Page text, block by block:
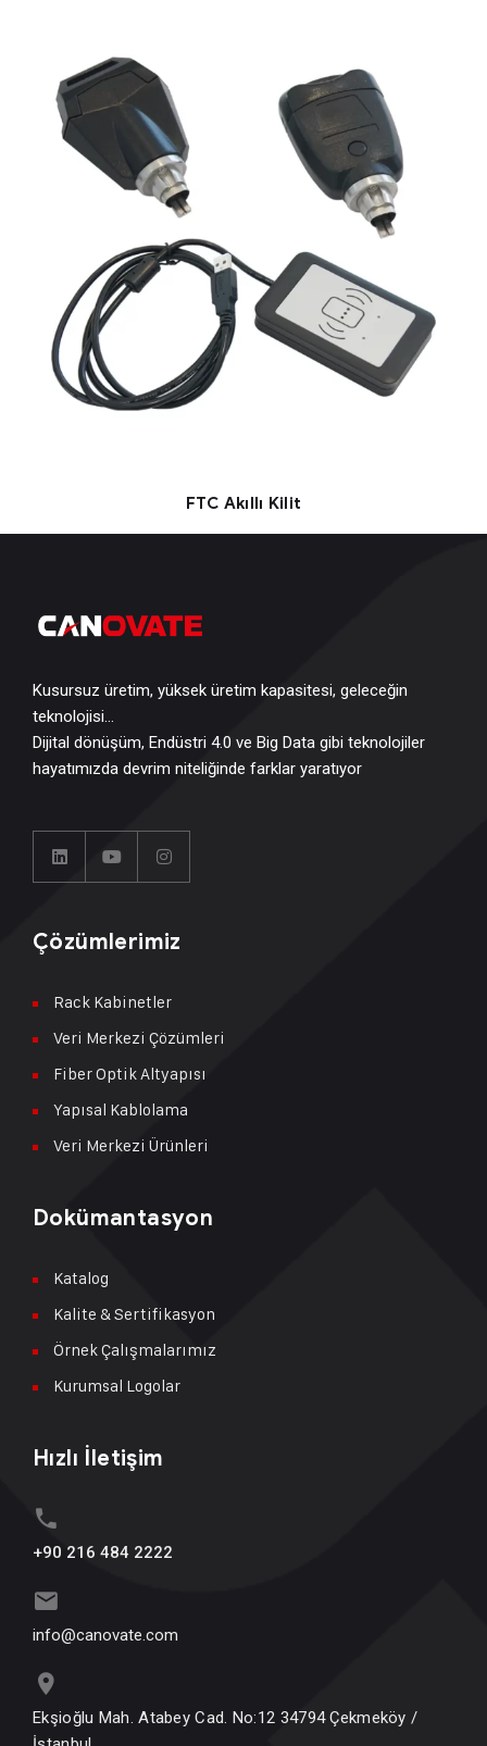
FTC Akıllı Kilit
Kusursuz üretim, yüksek üretim kapasitesi, geleceğin
teknolojisi…
Dijital dönüşüm, Endüstri 4.0 ve Big Data gibi teknolojiler
hayatımızda devrim niteliğinde farklar yaratıyor
Çözümlerimiz
Rack Kabinetler
Veri Merkezi Çözümleri
Fiber Optik Altyapısı
Yapısal Kablolama
Veri Merkezi Ürünleri
Dokümantasyon
Katalog
Kalite & Sertifikasyon
Örnek Çalışmalarımız
Kurumsal Logolar
Hızlı İletişim
+90 216 484 2222
info@canovate.com
Ekşioğlu Mah. Atabey Cad. No:12 34794 Çekmeköy /